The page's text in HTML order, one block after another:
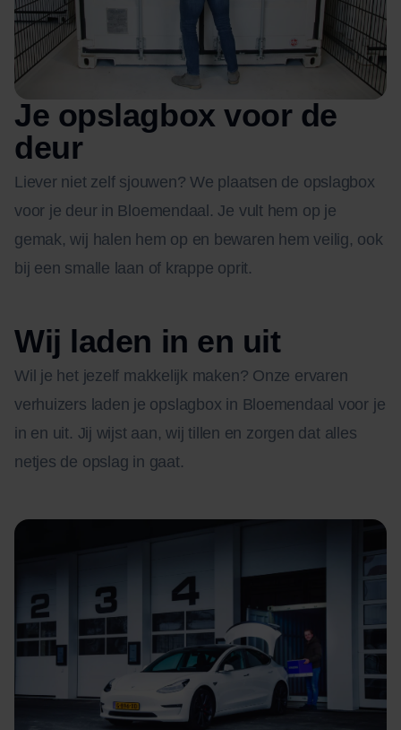
Je opslagbox voor de
deur
Liever niet zelf sjouwen? We plaatsen de opslagbox
voor je deur in Bloemendaal. Je vult hem op je
gemak, wij halen hem op en bewaren hem veilig, ook
bij een smalle laan of krappe oprit.
Wij laden in en uit
Wil je het jezelf makkelijk maken? Onze ervaren
verhuizers laden je opslagbox in Bloemendaal voor je
in en uit. Jij wijst aan, wij tillen en zorgen dat alles
netjes de opslag in gaat.